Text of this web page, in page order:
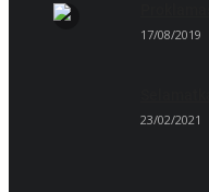
17/08/2019
23/02/2021